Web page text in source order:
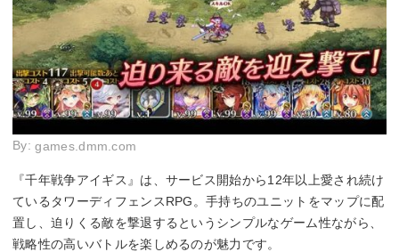
By:games.dmm.com
『千年戦争アイギス』は、サービス開始から12年以上愛され続け
ているタワーディフェンスRPG。手持ちのユニットをマップに配
置し、迫りくる敵を撃退するというシンプルなゲーム性ながら、
戦略性の高いバトルを楽しめるのが魅力です。